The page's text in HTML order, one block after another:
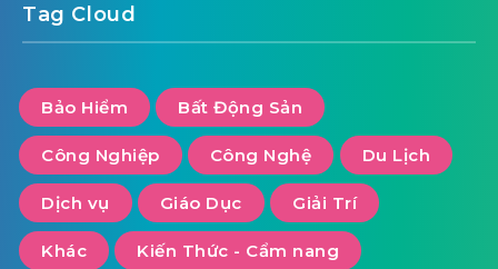
Tag Cloud
Bảo Hiểm Bất Động Sản
Công Nghiệp Công Nghệ Du Lịch
Dịch vụ Giáo Dục Giải Trí
Khác Kiến Thức - Cẩm nang